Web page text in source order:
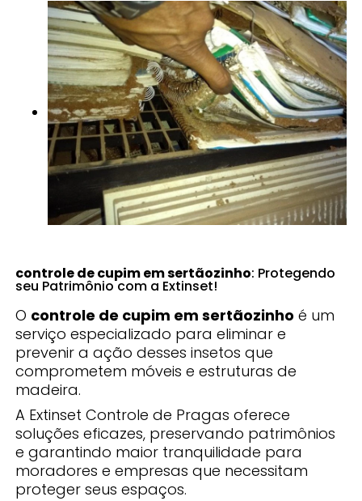
controle de cupim em sertãozinho: Protegendo
seu Patrimônio com a Extinset!
O controle de cupim em sertãozinho é um
serviço especializado para eliminar e
prevenir a ação desses insetos que
comprometem móveis e estruturas de
madeira.
A Extinset Controle de Pragas oferece
soluções eficazes, preservando patrimônios
e garantindo maior tranquilidade para
moradores e empresas que necessitam
proteger seus espaços.